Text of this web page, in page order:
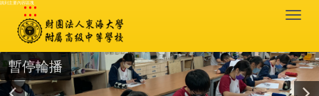
跳到主要內容區塊
:::
暫停輪播